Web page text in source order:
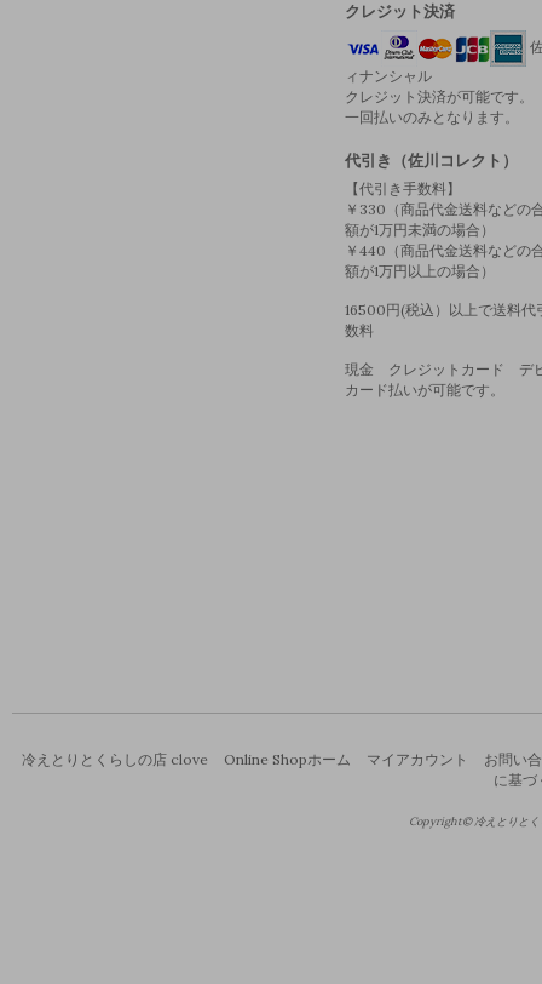
クレジット決済
ィナンシャル
クレジット決済が可能です。
一回払いのみとなります。
代引き（佐川コレクト）
【代引き手数料】
￥330（商品代金送料などの
額が1万円未満の場合）
￥440（商品代金送料などの
額が1万円以上の場合）
16500円(税込）以上で送料代
数料
現金 クレジットカード デ
カード払いが可能です。
冷えとりとくらしの店 clove Online Shopホーム マイアカウント
お問い
に基づ
Copyright© 冷えとりと